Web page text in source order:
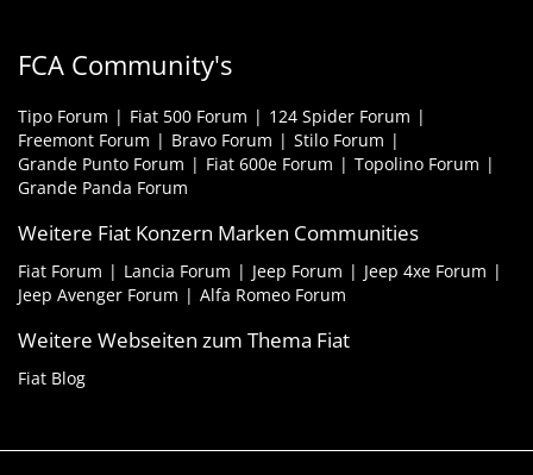
FCA Community's
Tipo Forum Fiat 500 Forum
124 Spider Forum
Freemont Forum
Bravo Forum
Stilo Forum
Grande Punto Forum
Fiat 600e Forum
Topolino Forum
Grande Panda Forum
Weitere Fiat Konzern Marken Communities
Fiat Forum Lancia Forum Jeep Forum
Jeep 4xe Forum
Jeep Avenger Forum
Alfa Romeo Forum
Weitere Webseiten zum Thema Fiat
Fiat Blog